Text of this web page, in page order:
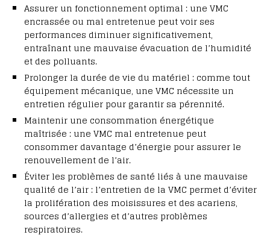
Assurer un fonctionnement optimal : une VMC
encrassée ou mal entretenue peut voir ses
performances diminuer significativement,
entraînant une mauvaise évacuation de l’humidité
et des polluants.
Prolonger la durée de vie du matériel : comme tout
équipement mécanique, une VMC nécessite un
entretien régulier pour garantir sa pérennité.
Maintenir une consommation énergétique
maîtrisée : une VMC mal entretenue peut
consommer davantage d’énergie pour assurer le
renouvellement de l’air.
Éviter les problèmes de santé liés à une mauvaise
qualité de l’air : l’entretien de la VMC permet d’éviter
la prolifération des moisissures et des acariens,
sources d’allergies et d’autres problèmes
respiratoires.